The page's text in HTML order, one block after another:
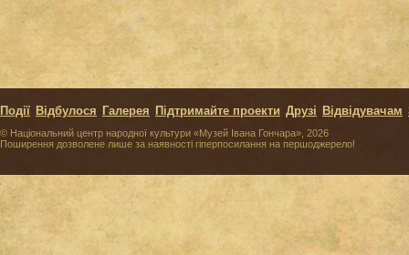
© Національний центр народної культури «Музей Івана Гончара», 2026
Поширення дозволене лише за наявності гіперпосилання на першоджерело!
Події Відбулося Галерея Підтримайте проекти Друзі Відвідувачам